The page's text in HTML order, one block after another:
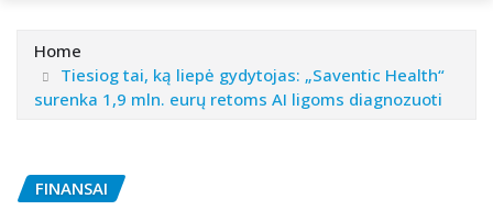
Home
Tiesiog tai, ką liepė gydytojas: „Saventic Health“
surenka 1,9 mln. eurų retoms AI ligoms diagnozuoti
FINANSAI